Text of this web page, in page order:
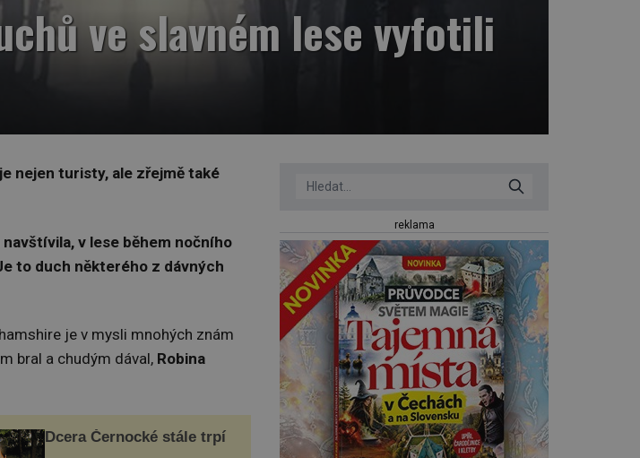
ve slavném lese vyfotili
nejen turisty, ale zřejmě také
v lese během nočního
to duch některého z dávných
je v mysli mnohých znám
bral a chudým dával, Robina
Dcera Černocké stále trpí
reklama